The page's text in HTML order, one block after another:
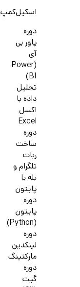
اسکیل‌کمپ
دوره
پاور بی
آی
(Power
BI)
تحلیل
داده با
اکسل
Excel
دوره
ساخت
ربات
تلگرام و
بله با
پایتون
دوره
پایتون
(Python)
دوره
لینکدین
مارکتینگ
دوره
گیت